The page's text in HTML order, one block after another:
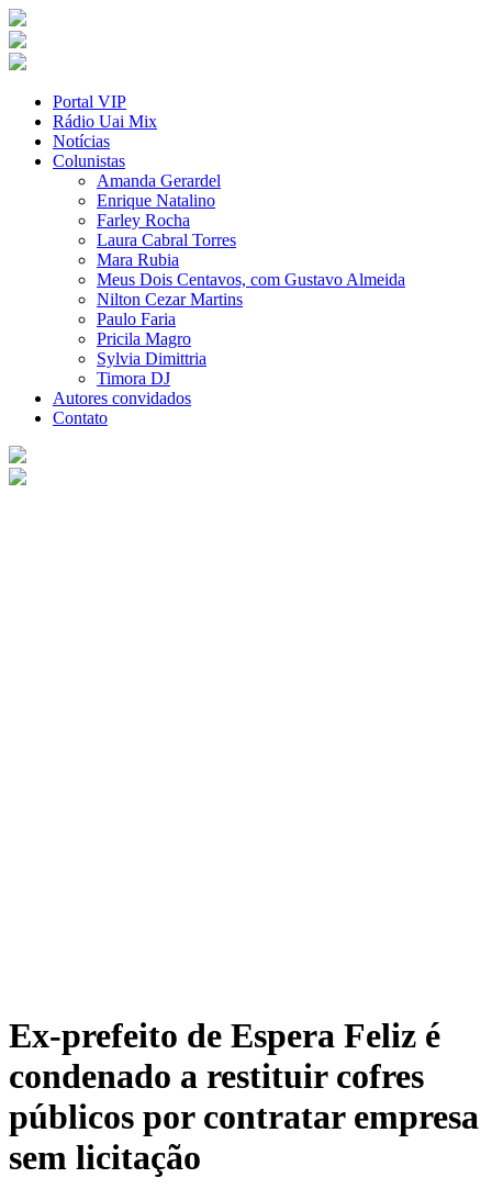
Portal VIP
Rádio Uai Mix
Notícias
Colunistas
Amanda Gerardel
Enrique Natalino
Farley Rocha
Laura Cabral Torres
Mara Rubia
Meus Dois Centavos, com Gustavo Almeida
Nilton Cezar Martins
Paulo Faria
Pricila Magro
Sylvia Dimittria
Timora DJ
Autores convidados
Contato
Ex-prefeito de Espera Feliz é
condenado a restituir cofres
públicos por contratar empresa
sem licitação